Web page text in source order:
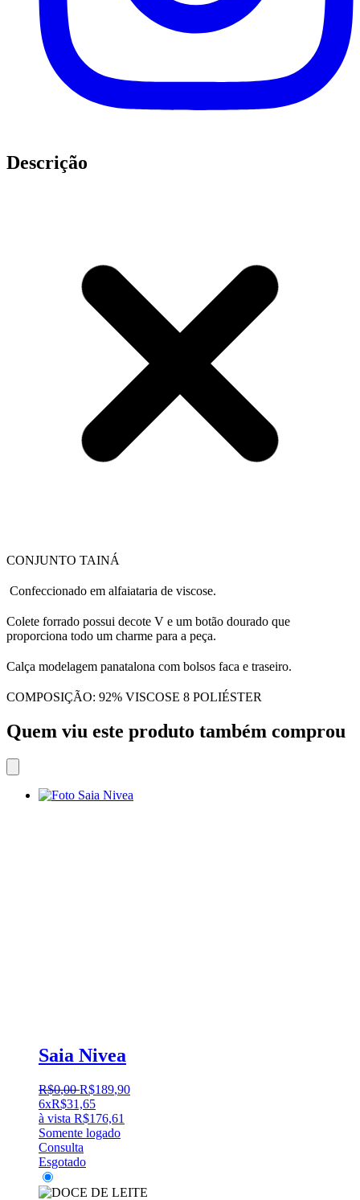
Descrição
CONJUNTO TAINÁ
Confeccionado em alfaiataria de viscose.
Colete forrado possui decote V e um botão dourado que
proporciona todo um charme para a peça.
Calça modelagem panatalona com bolsos faca e traseiro.
COMPOSIÇÃO: 92% VISCOSE 8 POLIÉSTER
Quem viu este produto também comprou
Saia Nivea
R$0,00 R$189,90
6xR$31,65
à vista R$176,61
Somente logado
Consulta
Esgotado